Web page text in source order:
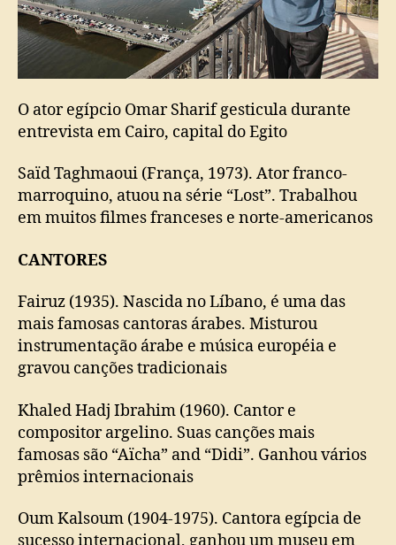
O ator egípcio Omar Sharif gesticula durante
entrevista em Cairo, capital do Egito
Saïd Taghmaoui (França, 1973). Ator franco-
marroquino, atuou na série “Lost”. Trabalhou
em muitos filmes franceses e norte-americanos
CANTORES
Fairuz (1935). Nascida no Líbano, é uma das
mais famosas cantoras árabes. Misturou
instrumentação árabe e música européia e
gravou canções tradicionais
Khaled Hadj Ibrahim (1960). Cantor e
compositor argelino. Suas canções mais
famosas são “Aïcha” and “Didi”. Ganhou vários
prêmios internacionais
Oum Kalsoum (1904-1975). Cantora egípcia de